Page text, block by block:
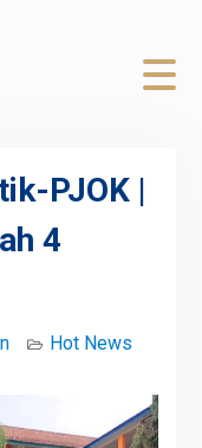
PJOK |
4
Hot News